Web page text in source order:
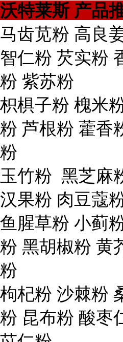
沃特莱斯 产品
马齿苋粉 高良
智仁粉 芡实粉
粉 紫苏粉
枳椇子粉 槐米
粉 芦根粉 藿香
粉
玉竹粉 黑芝麻
汉果粉 肉豆蔻
鱼腥草粉 小蓟
粉 黑胡椒粉 黄
粉
枸杞粉 沙棘粉
粉 昆布粉 酸枣